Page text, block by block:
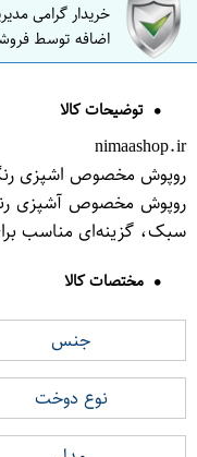
خریدار گرامی
اضافه توسط
توضیحات کالا
nimaashop.ir
روپوش مخصوص اشپزی
روپوش مخصوص آشپزی رنگ
سبک، گزینه‌ای مناسب
مختصات کالا
جنس
نوع دوخت